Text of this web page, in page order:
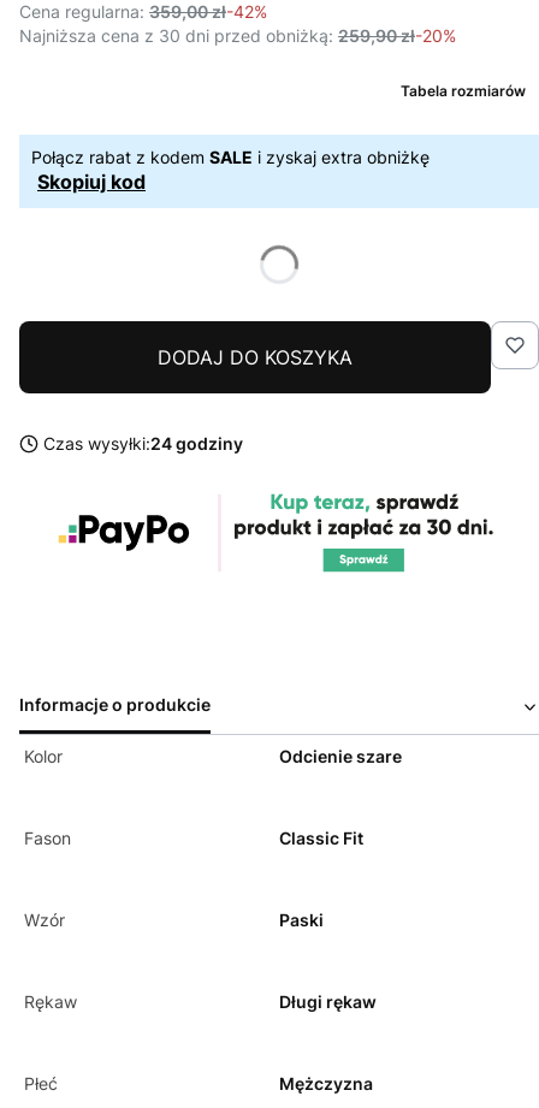
Cena regularna: 359,00 zł-42%
Najniższa cena z 30 dni przed obniżką: 259,90 zł-20%
Tabela rozmiarów
Połącz rabat z kodem SALE i zyskaj extra obniżkę
Skopiuj kod
DODAJ DO KOSZYKA
Czas wysyłki:24 godziny
Informacje o produkcie
Kolor Odcienie szare
Fason Classic Fit
Wzór Paski
Rękaw Długi rękaw
Płeć Mężczyzna